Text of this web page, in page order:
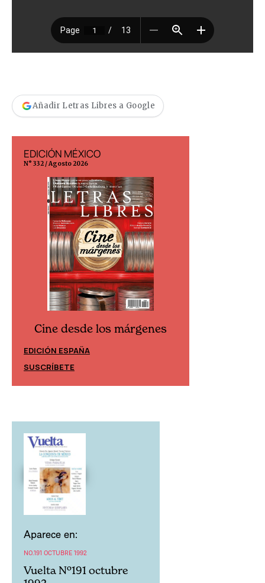
Añadir Letras Libres a Google
EDICIÓN MÉXICO
N° 332 / Agosto 2026
Cine desde los márgenes
EDICIÓN ESPAÑA
SUSCRÍBETE
Aparece en:
NO.191 OCTUBRE 1992
Vuelta Nº191 octubre